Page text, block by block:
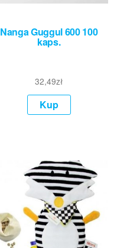
Nanga Guggul 600 100
kaps.
32,49zł
Kup